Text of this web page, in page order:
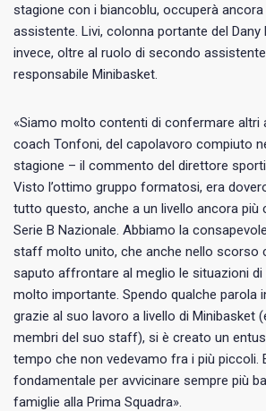
stagione con i biancoblu, occuperà
assistente. Livi, colonna portante del Dany
invece, oltre al ruolo di secondo
responsabile Minibasket.
«Siamo molto contenti di confermare altri
coach Tonfoni, del capolavoro compiuto
stagione – il commento del direttore
Visto l’ottimo gruppo formatosi, era
tutto questo, anche a un livello ancora
Serie B Nazionale. Abbiamo la
staff molto unito, che anche nello scorso
saputo affrontare al meglio le situazioni
molto importante. Spendo qualche parola
grazie al suo lavoro a livello di Minibasket
membri del suo staff), si è creato un
tempo che non vedevamo fra i più piccoli.
fondamentale per avvicinare sempre più
famiglie alla Prima Squadra».